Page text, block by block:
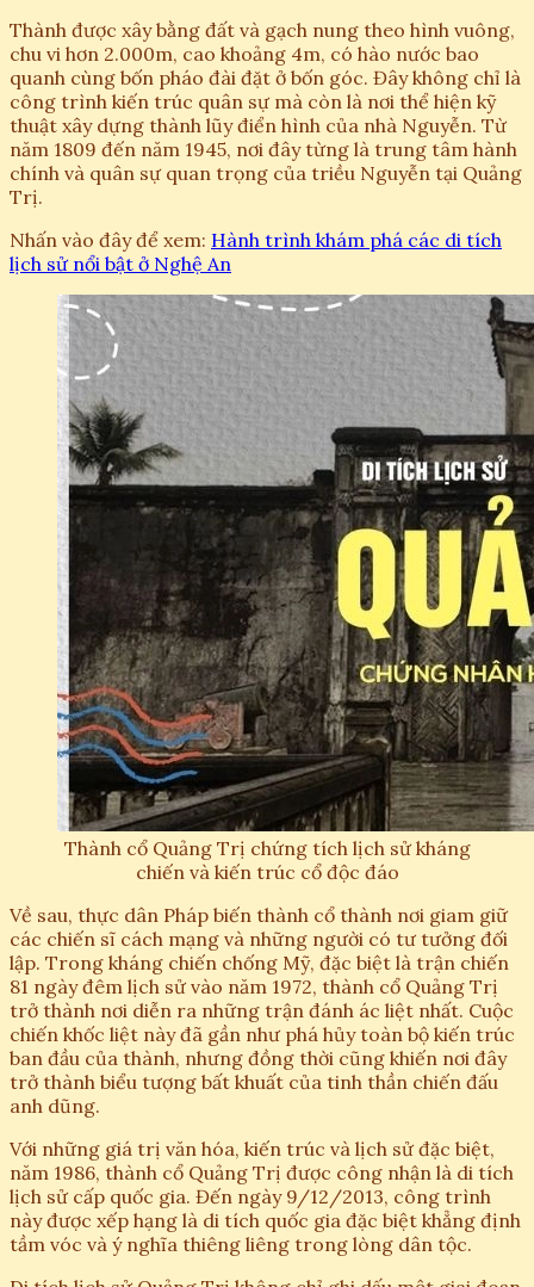
Thành được xây bằng đất và gạch nung theo hình vuông,
chu vi hơn 2.000m, cao khoảng 4m, có hào nước bao
quanh cùng bốn pháo đài đặt ở bốn góc. Đây không chỉ là
công trình kiến trúc quân sự mà còn là nơi thể hiện kỹ
thuật xây dựng thành lũy điển hình của nhà Nguyễn. Từ
năm 1809 đến năm 1945, nơi đây từng là trung tâm hành
chính và quân sự quan trọng của triều Nguyễn tại Quảng
Trị.
Nhấn vào đây để xem: Hành trình khám phá các di tích
lịch sử nổi bật ở Nghệ An
Thành cổ Quảng Trị chứng tích lịch sử kháng
chiến và kiến trúc cổ độc đáo
Về sau, thực dân Pháp biến thành cổ thành nơi giam giữ
các chiến sĩ cách mạng và những người có tư tưởng đối
lập. Trong kháng chiến chống Mỹ, đặc biệt là trận chiến
81 ngày đêm lịch sử vào năm 1972, thành cổ Quảng Trị
trở thành nơi diễn ra những trận đánh ác liệt nhất. Cuộc
chiến khốc liệt này đã gần như phá hủy toàn bộ kiến trúc
ban đầu của thành, nhưng đồng thời cũng khiến nơi đây
trở thành biểu tượng bất khuất của tinh thần chiến đấu
anh dũng.
Với những giá trị văn hóa, kiến trúc và lịch sử đặc biệt,
năm 1986, thành cổ Quảng Trị được công nhận là di tích
lịch sử cấp quốc gia. Đến ngày 9/12/2013, công trình
này được xếp hạng là di tích quốc gia đặc biệt khẳng định
tầm vóc và ý nghĩa thiêng liêng trong lòng dân tộc.